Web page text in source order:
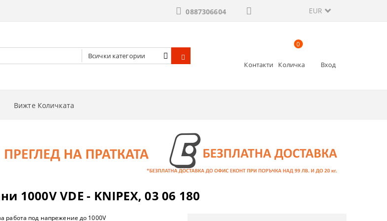
0887306604 EUR
Контакти Количка
0
Вход
Вижте Количката
VDE - KNIPEX, 03 06 180
работа под напрежение до 1000V